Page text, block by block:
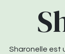
Sharonelle est